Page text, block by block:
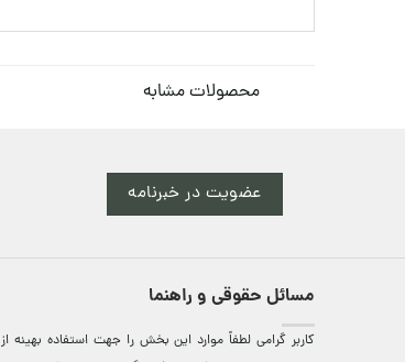
محصولات مشابه
عضویت در خبرنامه
مسائل حقوقی و راهنما
کاربر گرامی لطفاً موارد این بخش را جهت استفاده بهینه از